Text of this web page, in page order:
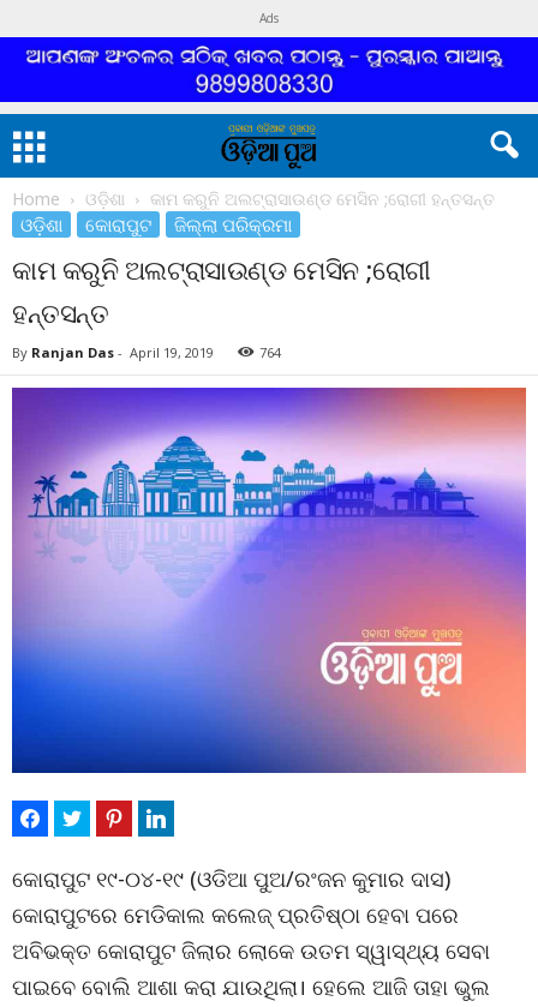
Ads
Home ଓଡ଼ିଶା କାମ କରୁନି ଅଲଟ୍ରାସାଉଣ୍ଡ ମେସିନ ;ରୋଗୀ ହନ୍ତସନ୍ତ
ଓଡ଼ିଶା କୋରାପୁଟ ଜିଲ୍ଲା ପରିକ୍ରମା
କାମ କରୁନି ଅଲଟ୍ରାସାଉଣ୍ଡ ମେସିନ ;ରୋଗୀ
ହନ୍ତସନ୍ତ
By Ranjan Das - April 19, 2019 764
କୋରାପୁଟ ୧୯-୦୪-୧୯ (ଓଡିଆ ପୁଅ/ରଂଜନ କୁମାର ଦାସ)
କୋରାପୁଟରେ ମେଡିକାଲ କଲେଜ୍ ପ୍ରତିଷ୍ଠା ହେବା ପରେ
ଅବିଭକ୍ତ କୋରାପୁଟ ଜିଲାର ଲୋକେ ଉତମ ସ୍ୱାସ୍ଥ୍ୟ ସେବା
ପାଇବେ ବୋଲି ଆଶା କରା ଯାଉଥିଲା। ହେଲେ ଆଜି ତାହା ଭୁଲ